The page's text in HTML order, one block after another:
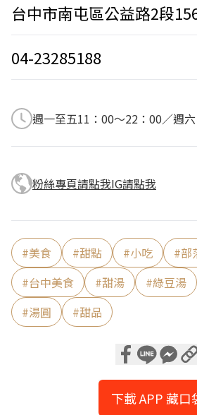
台中市南屯區公益路2段
04-23285188
週一至五11：00～22：00／週
粉絲專頁請點我IG請點我
#美食 #甜點 #小吃 #部
#台中美食 #甜湯 #綠豆湯
#湯圓 #甜品
下載 APP 藏口